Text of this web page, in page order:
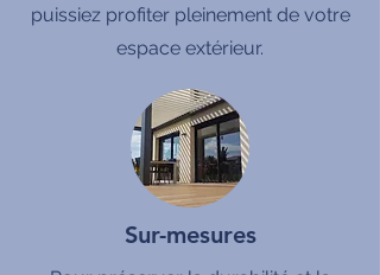
puissiez profiter pleinement de votre
espace extérieur.
Sur-mesures